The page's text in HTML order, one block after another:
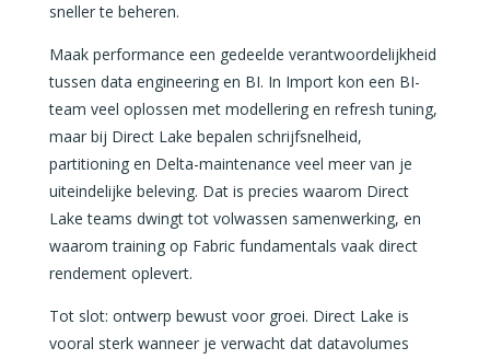
sneller te beheren.
Maak performance een gedeelde verantwoordelijkheid
tussen data engineering en BI. In Import kon een BI-
team veel oplossen met modellering en refresh tuning,
maar bij Direct Lake bepalen schrijfsnelheid,
partitioning en Delta-maintenance veel meer van je
uiteindelijke beleving. Dat is precies waarom Direct
Lake teams dwingt tot volwassen samenwerking, en
waarom training op Fabric fundamentals vaak direct
rendement oplevert.
Tot slot: ontwerp bewust voor groei. Direct Lake is
vooral sterk wanneer je verwacht dat datavolumes